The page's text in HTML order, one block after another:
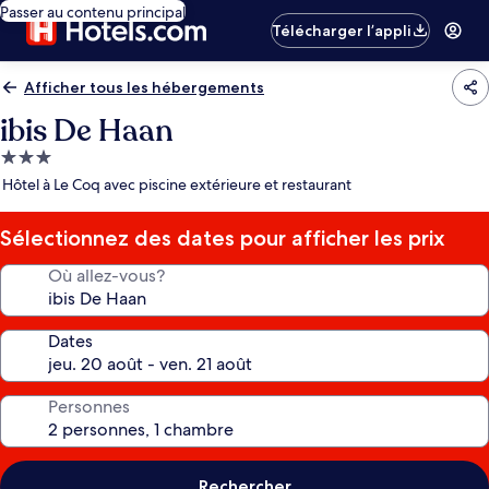
Passer au contenu principal
Télécharger l’appli
Afficher tous les hébergements
ibis De Haan
Hébergement
3.0 étoiles
Hôtel à Le Coq avec piscine extérieure et restaurant
Sélectionnez des dates pour afficher les prix
Où allez-vous?
Dates
Personnes